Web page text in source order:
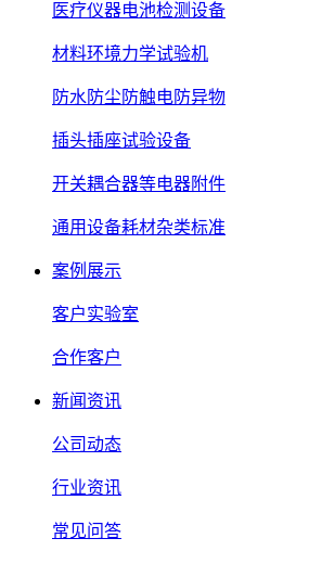
医疗仪器电池检测设备
材料环境力学试验机
防水防尘防触电防异物
插头插座试验设备
开关耦合器等电器附件
通用设备耗材杂类标准
案例展示
客户实验室
合作客户
新闻资讯
公司动态
行业资讯
常见问答